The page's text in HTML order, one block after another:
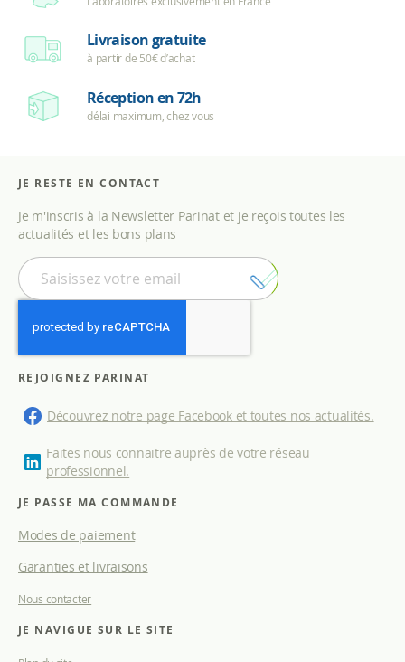
Livraison gratuite
à partir de 50€ d’achat
Réception en 72h
délai maximum, chez vous
JE RESTE EN CONTACT
Je m'inscris à la Newsletter Parinat et je reçois toutes les
actualités et les bons plans
I
n
s
i
p
o
r
l
t
t
REJOIGNEZ PARINAT
Découvrez notre page Facebook et toutes nos actualités.
Faites nous connaitre auprès de votre réseau
professionnel.
JE PASSE MA COMMANDE
Modes de paiement
Garanties et livraisons
Nous contacter
JE NAVIGUE SUR LE SITE